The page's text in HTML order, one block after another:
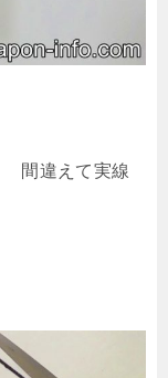
間違えて実線